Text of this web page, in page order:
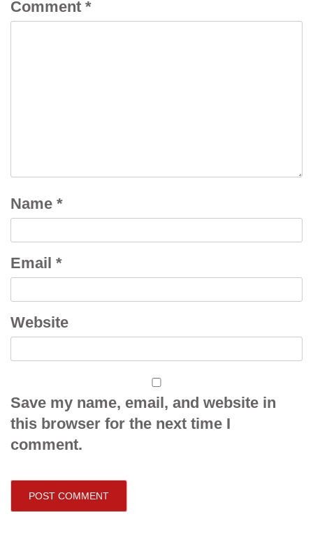
Comment *
Name *
Email *
Website
Save my name, email, and website in
this browser for the next time I
comment.